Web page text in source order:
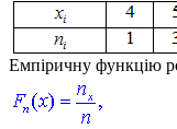
Емпіричну функцію